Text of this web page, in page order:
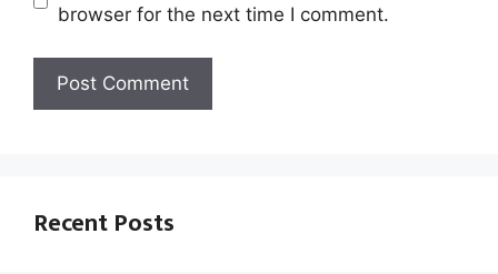
browser for the next time I comment.
Recent Posts